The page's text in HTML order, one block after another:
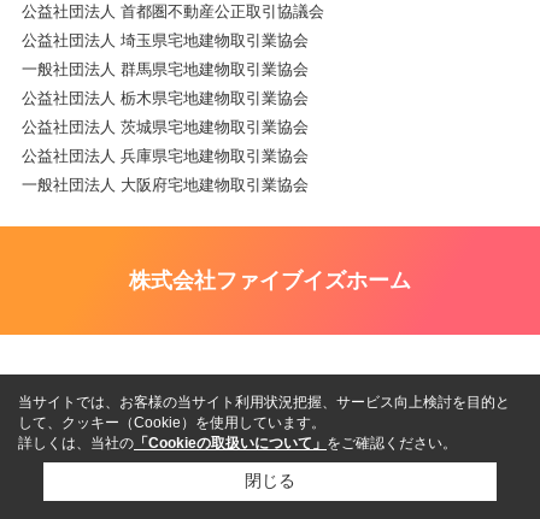
公益社団法人 首都圏不動産公正取引協議会
公益社団法人 埼玉県宅地建物取引業協会
一般社団法人 群馬県宅地建物取引業協会
公益社団法人 栃木県宅地建物取引業協会
公益社団法人 茨城県宅地建物取引業協会
公益社団法人 兵庫県宅地建物取引業協会
一般社団法人 大阪府宅地建物取引業協会
株式会社ファイブイズホーム
当サイトでは、お客様の当サイト利用状況把握、サービス向上検討を目的と
して、クッキー（Cookie）を使用しています。
詳しくは、当社の 「Cookieの取扱いについて」 をご確認ください。
閉じる